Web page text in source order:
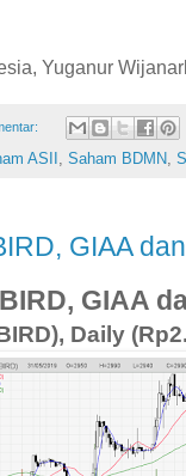
Yuganur
ASII , Saham BDMN,
GIAA
GIAA
Daily